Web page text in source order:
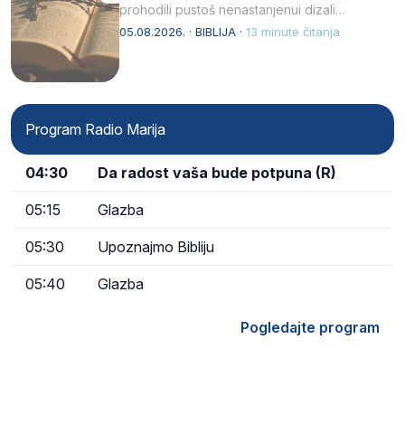
prohodili pustoš nenastanjenui dizali…
05.08.2026. · BIBLIJA · 13 minute čitanja
Program Radio Marija
04:30 Da radost vaša bude potpuna (R)
05:15 Glazba
05:30 Upoznajmo Bibliju
05:40 Glazba
Pogledajte program